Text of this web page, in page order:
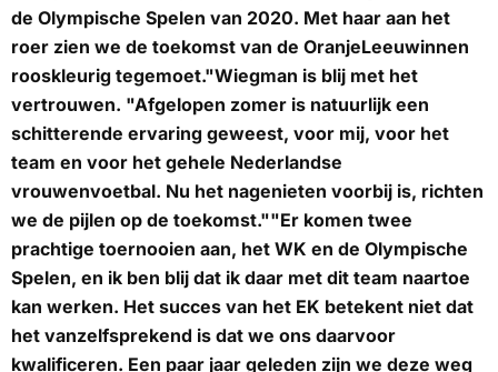
de Olympische Spelen van 2020. Met haar aan het
roer zien we de toekomst van de OranjeLeeuwinnen
rooskleurig tegemoet."Wiegman is blij met het
vertrouwen. "Afgelopen zomer is natuurlijk een
schitterende ervaring geweest, voor mij, voor het
team en voor het gehele Nederlandse
vrouwenvoetbal. Nu het nagenieten voorbij is, richten
we de pijlen op de toekomst.""Er komen twee
prachtige toernooien aan, het WK en de Olympische
Spelen, en ik ben blij dat ik daar met dit team naartoe
kan werken. Het succes van het EK betekent niet dat
het vanzelfsprekend is dat we ons daarvoor
kwalificeren. Een paar jaar geleden zijn we deze weg